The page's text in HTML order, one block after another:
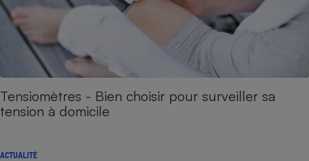
Tensiomètres - Bien choisir pour surveiller sa
tension à domicile
ACTUALITÉ